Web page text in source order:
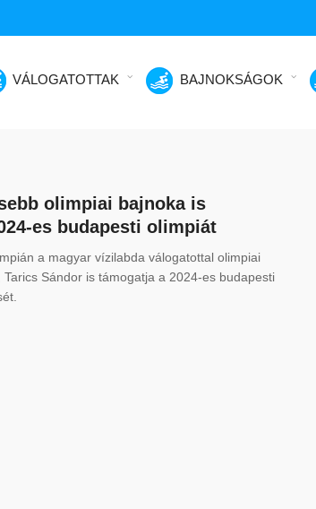
VÁLOGATOTTAK BAJNOKSÁGOK
olimpiai bajnoka is
es budapesti olimpiát
a magyar vízilabda válogatottal olimpiai
Sándor is támogatja a 2024-es budapesti